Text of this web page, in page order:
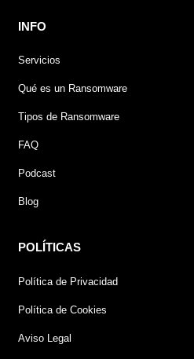
INFO
Servicios
Qué es un Ransomware
Tipos de Ransomware
FAQ
Podcast
Blog
POLÍTICAS
Política de Privacidad
Política de Cookies
Aviso Legal